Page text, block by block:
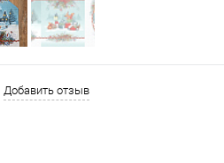
Добавить отзыв